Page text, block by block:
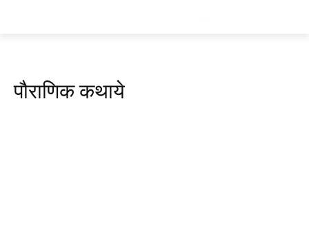
पौराणिक कथाये